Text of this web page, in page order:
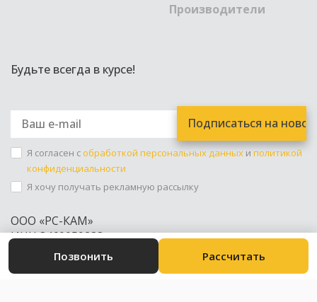
Производители
Будьте всегда в курсе!
Я согласен собработкой персональных данных и политикой
конфиденциальности
Я хочу получать рекламную рассылку
ООО «РС-КАМ»
ИНН 3460059288
+7 (8442) 45-96-34
Юр. Адрес: Волгоград ул. Циолковского 31
Позвонить Рассчитать